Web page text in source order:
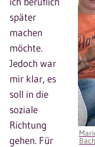
später
machen
möchte.
Jedoch war
mir klar, es
soll in die
soziale
Richtung
gehen. Für